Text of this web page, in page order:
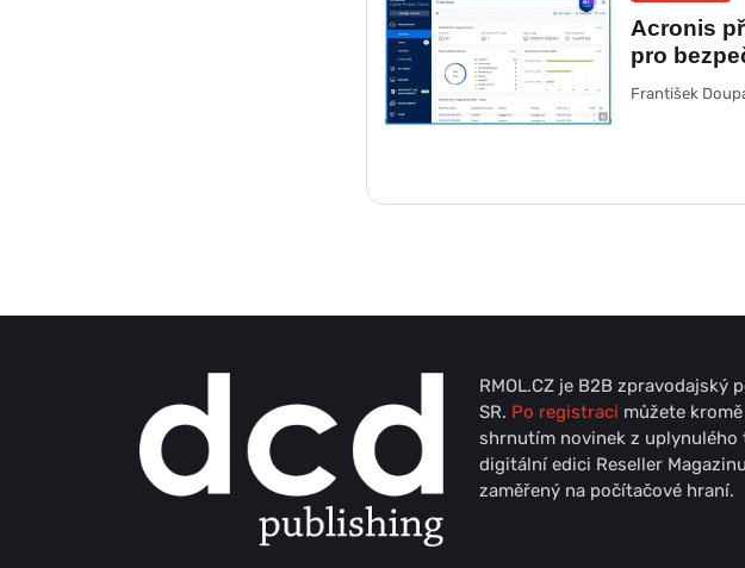
Acronis
pro
František
RMOL.CZ je B2B zpravodajský
SR. Po registraci můžete
shrnutím novinek z
digitální edici Reseller
zaměřený na počítačové hraní.